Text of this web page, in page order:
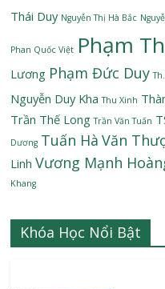
Thái Duy Nguyễn Thị Hà Bắc
Phan Quốc Việt Phạm
Lương Phạm Đức Duy
Nguyễn Duy Kha Thu Xinh
Trần Thế Long Trần Văn Tuấn
Dương Tuấn Hà Văn
Linh Vương Mạnh
Khang
Khóa Học Nổi Bật